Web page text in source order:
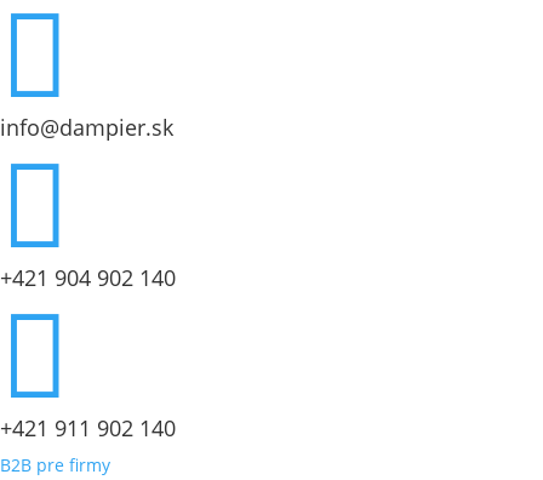

info@dampier.sk

+421 904 902 140

+421 911 902 140
B2B pre firmy